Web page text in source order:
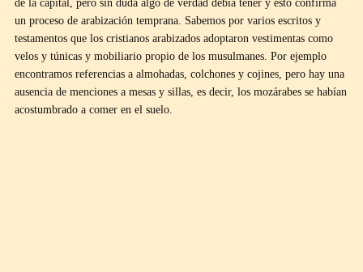
de la capital, pero sin duda algo de verdad debía tener y esto confirma
un proceso de arabización temprana. Sabemos por varios escritos y
testamentos que los cristianos arabizados adoptaron vestimentas como
velos y túnicas y mobiliario propio de los musulmanes. Por ejemplo
encontramos referencias a almohadas, colchones y cojines, pero hay una
ausencia de menciones a mesas y sillas, es decir, los mozárabes se habían
acostumbrado a comer en el suelo.